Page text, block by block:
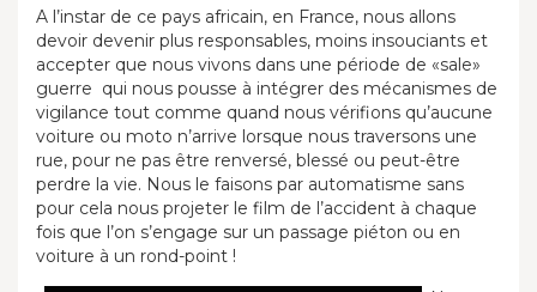
A l’instar de ce pays africain, en France, nous allons
devoir devenir plus responsables, moins insouciants et
accepter que nous vivons dans une période de «sale»
guerre qui nous pousse à intégrer des mécanismes de
vigilance tout comme quand nous vérifions qu’aucune
voiture ou moto n’arrive lorsque nous traversons une
rue, pour ne pas être renversé, blessé ou peut-être
perdre la vie. Nous le faisons par automatisme sans
pour cela nous projeter le film de l’accident à chaque
fois que l’on s’engage sur un passage piéton ou en
voiture à un rond-point !